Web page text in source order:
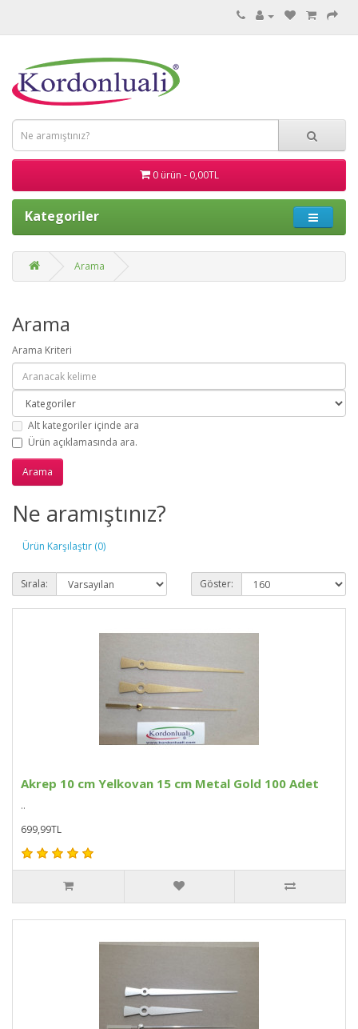
0 ürün - 0,00TL
Kategoriler
Arama
Arama
Arama Kriteri
Alt kategoriler içinde ara
Ürün açıklamasında ara.
Ne aramıştınız?
Ürün Karşılaştır (0)
Sırala: Göster:
Akrep 10 cm Yelkovan 15 cm Metal Gold 100 Adet
..
699,99TL